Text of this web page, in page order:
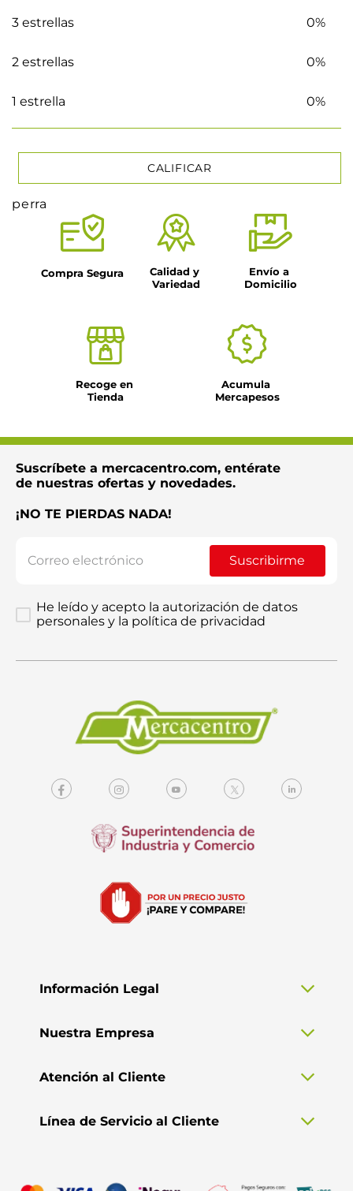
3 estrellas 0%
2 estrellas 0%
1 estrella 0%
CALIFICAR
★ ★★★
Tu nombre
Dirección de email
Enviar comentario
perra
Compra Segura
Calidad y
Variedad
Envío a
Domicilio
Recoge en
Tienda
Acumula
Mercapesos
Suscríbete a mercacentro.com, entérate
de nuestras ofertas y novedades.
¡NO TE PIERDAS NADA!
Suscribirme
He leído y acepto la autorización de datos
personales y la política de privacidad
Información Legal
Nuestra Empresa
Atención al Cliente
Línea de Servicio al Cliente